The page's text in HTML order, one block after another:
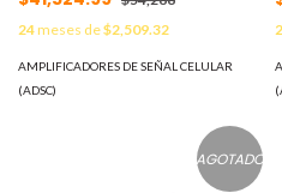
POTENCIA: Especial para
Crear una Zona Celular en
Áreas Rurales o
Comunidades Alejadas. 95
Potencia, 1700/2100 MHz.
MOD: EP43-B466-ABSE
24meses de$2,509.32
AMPLIFICADORES DE SEÑAL CELULAR
(ADSC)
AGOTADO